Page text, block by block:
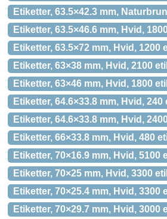
Etiketter, 63.5×42.3 mm,
Etiketter, 63.5×46.6 mm, Hvid,
Etiketter, 63.5×72 mm, Hvid,
Etiketter, 63×38 mm, Hvid, 2100
Etiketter, 63×46 mm, Hvid, 1800
Etiketter, 64.6×33.8 mm, Hvid,
Etiketter, 64.6×33.8 mm, Hvid,
Etiketter, 66×33.8 mm, Hvid, 480
Etiketter, 70×16.9 mm, Hvid, 5100
Etiketter, 70×25 mm, Hvid, 3300
Etiketter, 70×25.4 mm, Hvid, 3300
Etiketter, 70×29.7 mm, Hvid, 3000